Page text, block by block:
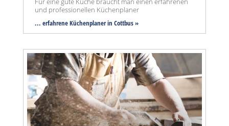
und professionellen Küchenplaner
... erfahrene Küchenplaner in Cottbus »